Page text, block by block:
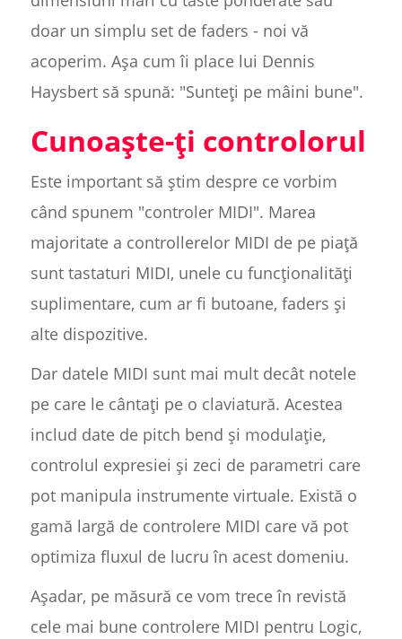
doar un simplu set de faders - noi vă
acoperim. Așa cum îi place lui Dennis
Haysbert să spună: "Sunteți pe mâini bune".
Cunoaște-ți controlorul
Este important să știm despre ce vorbim
când spunem "controler MIDI". Marea
majoritate a controllerelor MIDI de pe piață
sunt tastaturi MIDI, unele cu funcționalități
suplimentare, cum ar fi butoane, faders și
alte dispozitive.
Dar datele MIDI sunt mai mult decât notele
pe care le cântați pe o claviatură. Acestea
includ date de pitch bend și modulație,
controlul expresiei și zeci de parametri care
pot manipula instrumente virtuale. Există o
gamă largă de controlere MIDI care vă pot
optimiza fluxul de lucru în acest domeniu.
Așadar, pe măsură ce vom trece în revistă
cele mai bune controlere MIDI pentru Logic,